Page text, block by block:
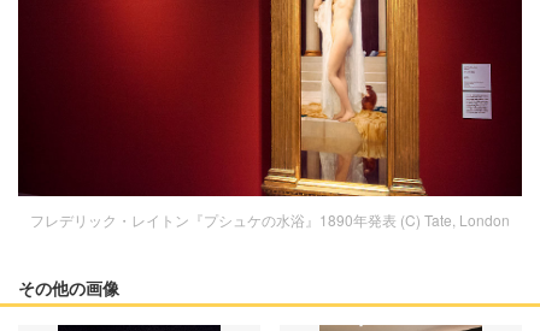
フレデリック・レイトン『プシュケの水浴』1890年発表 (C) Tate, London
その他の画像